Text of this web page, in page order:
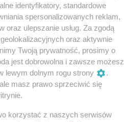
identyfikatory, standardowe
spersonalizowanych reklam,
oraz ulepszanie usług. Za zgodą
oraz aktywnie
Twoją prywatność, prosimy o
jest dobrowolna i zawsze możesz
lewym dolnym rogu strony
.
masz prawo sprzeciwić się
korzystać z naszych serwisów